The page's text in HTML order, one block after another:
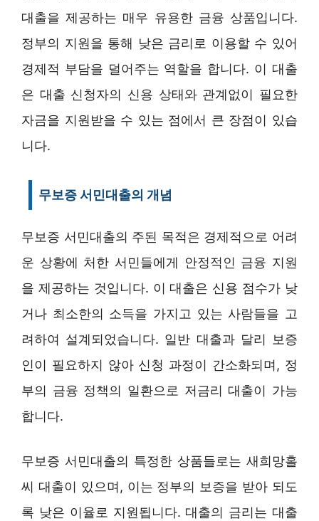
대출을 제공하는 매우 유용한 금융 상품입니다.
정부의 지원을 통해 낮은 금리로 이용할 수 있어
경제적 부담을 덜어주는 역할을 합니다. 이 대출
은 대출 신청자의 신용 상태와 관계없이 필요한
자금을 지원받을 수 있는 점에서 큰 장점이 있습
니다.
무보증 서민대출의 개념
무보증 서민대출의 주된 목적은 경제적으로 어려
운 상황에 처한 서민들에게 안정적인 금융 지원
을 제공하는 것입니다. 이 대출은 신용 점수가 낮
거나 최소한의 소득을 가지고 있는 사람들을 고
려하여 설계되었습니다. 일반 대출과 달리 보증
인이 필요하지 않아 신청 과정이 간소화되며, 정
부의 금융 정책의 일환으로 저금리 대출이 가능
합니다.
무보증 서민대출의 특정한 상품들로는 새희망홀
씨 대출이 있으며, 이는 정부의 보증을 받아 되도
록 낮은 이율로 지원됩니다. 대출의 금리는 대출